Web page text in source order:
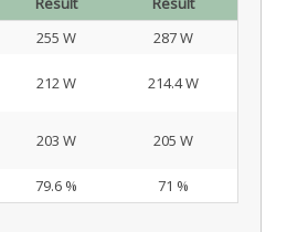
255 W
287 W
212 W 214.4 W
203 W 205 W
79.6 % 71 %